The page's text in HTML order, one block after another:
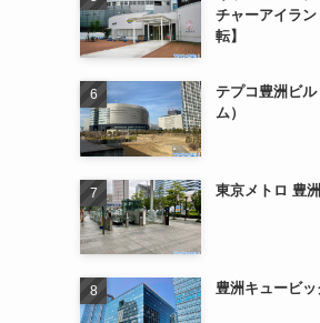
チャーアイラ
転】
テプコ豊洲ビ
ム）
東京メトロ 豊
豊洲キュービ